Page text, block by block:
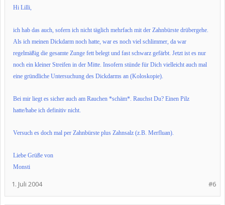
Hi Lilli,
ich hab das auch, sofern ich nicht täglich mehrfach mit der Zahnbürste drübergehe.
Als ich meinen Dickdarm noch hatte, war es noch viel schlimmer, da war
regelmäßig die gesamte Zunge fett belegt und fast schwarz gefärbt. Jetzt ist es nur
noch ein kleiner Streifen in der Mitte. Insofern stünde für Dich vielleicht auch mal
eine gründliche Untersuchung des Dickdarms an (Koloskopie).
Bei mir liegt es sicher auch am Rauchen *schäm*. Rauchst Du? Einen Pilz
hatte/habe ich definitiv nicht.
Versuch es doch mal per Zahnbürste plus Zahnsalz (z.B. Merfluan).
Liebe Grüße von
Monsti
#6
1. Juli 2004